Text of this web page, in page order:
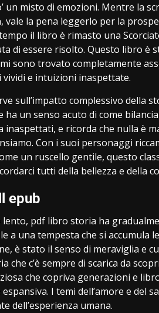
un misto di emozioni. Mentre la
vale la pena leggerlo per la
il libro è rimasto una
di essere risolto. Questo libro è
sono trovato completamente
e intuizioni inaspettate.
sull’impatto complessivo della
ha un senso acuto di come
inaspettati, e ricorda che nulla è
Con i suoi personaggi
un ruscello gentile, questo
tutti della bellezza e della
epub
pdf libro storia ha
a una tempesta che si accumula
è stato il senso di meraviglia e
che c’è sempre di scarica da
che copriva generazioni e
I temi dell’amore e del
dell’esperienza umana.